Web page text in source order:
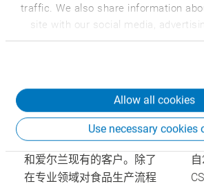
traffic. We also share information
site with our social media,
partners who may combine it with
that you’ve provided to them or that
Allow all cookies
Use necessary cookies
CSB-System 工业专家
Mathew Simpson 老师负责
新业务开发以及管理在英国
和爱尔兰现有的客户。除了
在专业领域对食品生产流程